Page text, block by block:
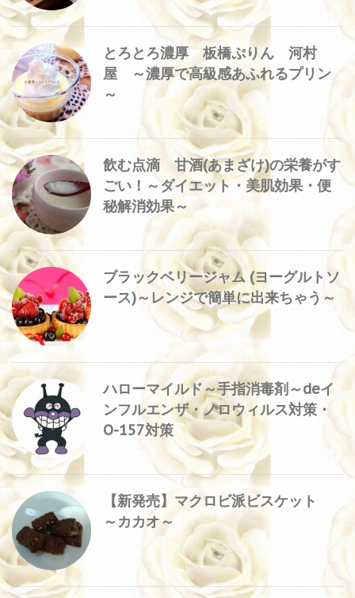
とろとろ濃厚 板橋ぷりん 河村
屋 ～濃厚で高級感あふれるプリン
～
飲む点滴 甘酒(あまざけ)の栄養がす
ごい！～ダイエット・美肌効果・便
秘解消効果～
ブラックベリージャム (ヨーグルトソ
ース)～レンジで簡単に出来ちゃう～
ハローマイルド～手指消毒剤～deイ
ンフルエンザ・ノロウィルス対策・
O-157対策
【新発売】マクロビ派ビスケット
～カカオ～